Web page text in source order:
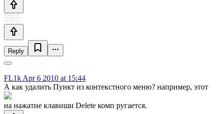
Reply
FL1k Apr 6 2010 at 15:44
А как удалить Пункт из контекстного меню? например, этот
на нажатие клавиши Delete комп ругается.